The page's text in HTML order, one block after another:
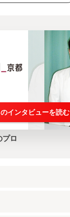
インタビューを読む
ロ